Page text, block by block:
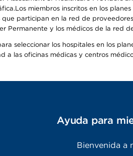
miembros inscritos en los
participan en la red de
Permanente y los médicos de la red
seleccionar los hospitales en los
las oficinas médicas y centros
Ayuda para
Bienvenida a